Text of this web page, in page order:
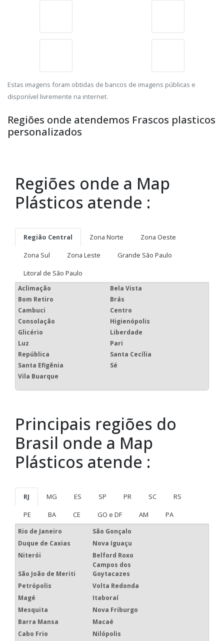
Estas imagens foram obtidas de bancos de imagens públicas e
disponível livremente na internet.
Regiões onde atendemos Frascos plasticos
personalizados
Regiões onde a Map
Plásticos atende :
Região Central Zona Norte
Zona Oeste
Zona Sul
Zona Leste
Grande São Paulo
Litoral de São Paulo
Aclimação
Bela Vista
Bom Retiro
Brás
Cambuci
Centro
Consolação
Higienópolis
Glicério
Liberdade
Luz
Pari
República
Santa Cecília
Santa Efigênia
Sé
Vila Buarque
Principais regiões do
Brasil onde a Map
Plásticos atende :
RJ MG ES SP PR SC
RS
PE
BA CE GO e DF AM PA
Rio de Janeiro
São Gonçalo
Duque de Caxias
Nova Iguaçu
Niterói
Belford Roxo
São João de Meriti
Campos dos
Goytacazes
Petrópolis
Volta Redonda
Magé
Itaboraí
Mesquita
Nova Friburgo
Barra Mansa
Macaé
Cabo Frio
Nilópolis